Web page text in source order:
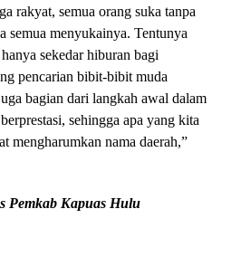
rakyat, semua orang suka tanpa
semua menyukainya. Tentunya
sekedar hiburan bagi
pencarian bibit-bibit muda
bagian dari langkah awal dalam
sehingga apa yang kita
mengharumkan nama daerah,”
Pemkab Kapuas Hulu